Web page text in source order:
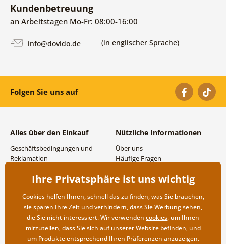
Kundenbetreuung
an Arbeitstagen Mo-Fr: 08:00-16:00
info@dovido.de (in englischer Sprache)
Folgen Sie uns auf
Alles über den Einkauf
Geschäftsbedingungen und
Reklamation
Versand- und
Rücksendung der Ware
Nützliche Informationen
Über uns
Häufige Fragen
Großhandel und
Ihre Privatsphäre ist uns wichtig
Cookies helfen Ihnen, schnell das zu finden, was Sie brauchen,
sie sparen Ihre Zeit und verhindern, dass Sie Werbung sehen,
die Sie nicht interessiert. Wir verwenden cookies, um Ihnen
mitzuteilen, dass Sie sich auf unserer Website befinden, und
um Produkte entsprechend Ihren Präferenzen anzuzeigen.